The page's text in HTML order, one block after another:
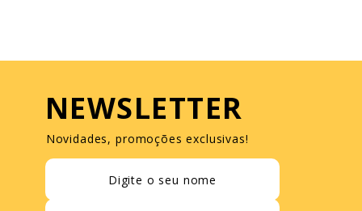
NEWSLETTER
Novidades, promoções exclusivas!